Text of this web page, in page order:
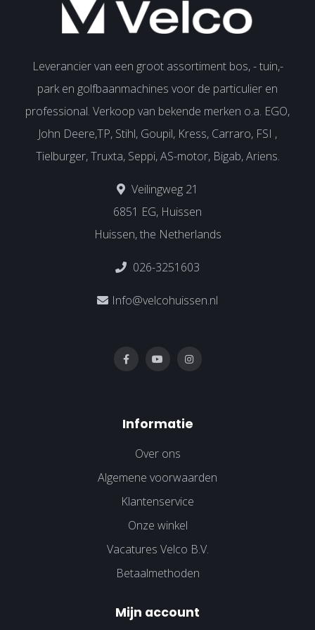
Leverancier van een groot assortiment bos, - tuin,-
park en golfbaanmachines voor de particulier en
professional. Verkoop van bekende merken o.a. EGO,
John Deere,TP, Stihl, Goupil, Kress, Carraro, FSI ,
Tielburger, Truxta, Seppi, AS-motor, Bigab, Ariens.
Veilingweg 21
6851 EG, Huissen
Huissen, the Netherlands
026-3251603
Info@velcohuissen.nl
Informatie
Over ons
Algemene voorwaarden
Klantenservice
Onze winkel
Vacatures Velco B.V.
Betaalmethoden
Mijn account